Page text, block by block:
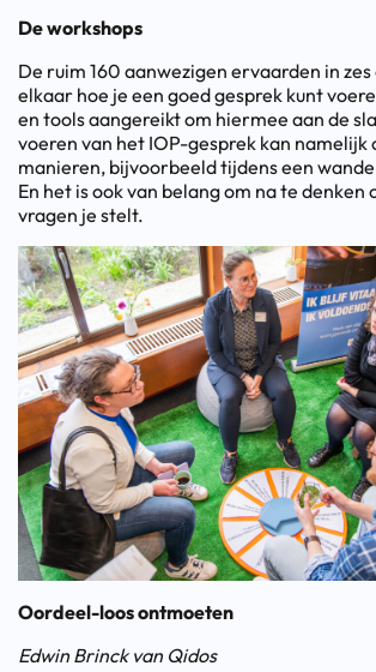
De workshops
De ruim 160 aanwezigen ervaarden in
elkaar hoe je een goed gesprek kunt
en tools aangereikt om hiermee aan de
voeren van het IOP-gesprek kan namelijk
manieren, bijvoorbeeld tijdens een
En het is ook van belang om na te
vragen je stelt.
Oordeel-loos ontmoeten
Edwin Brinck van Qidos